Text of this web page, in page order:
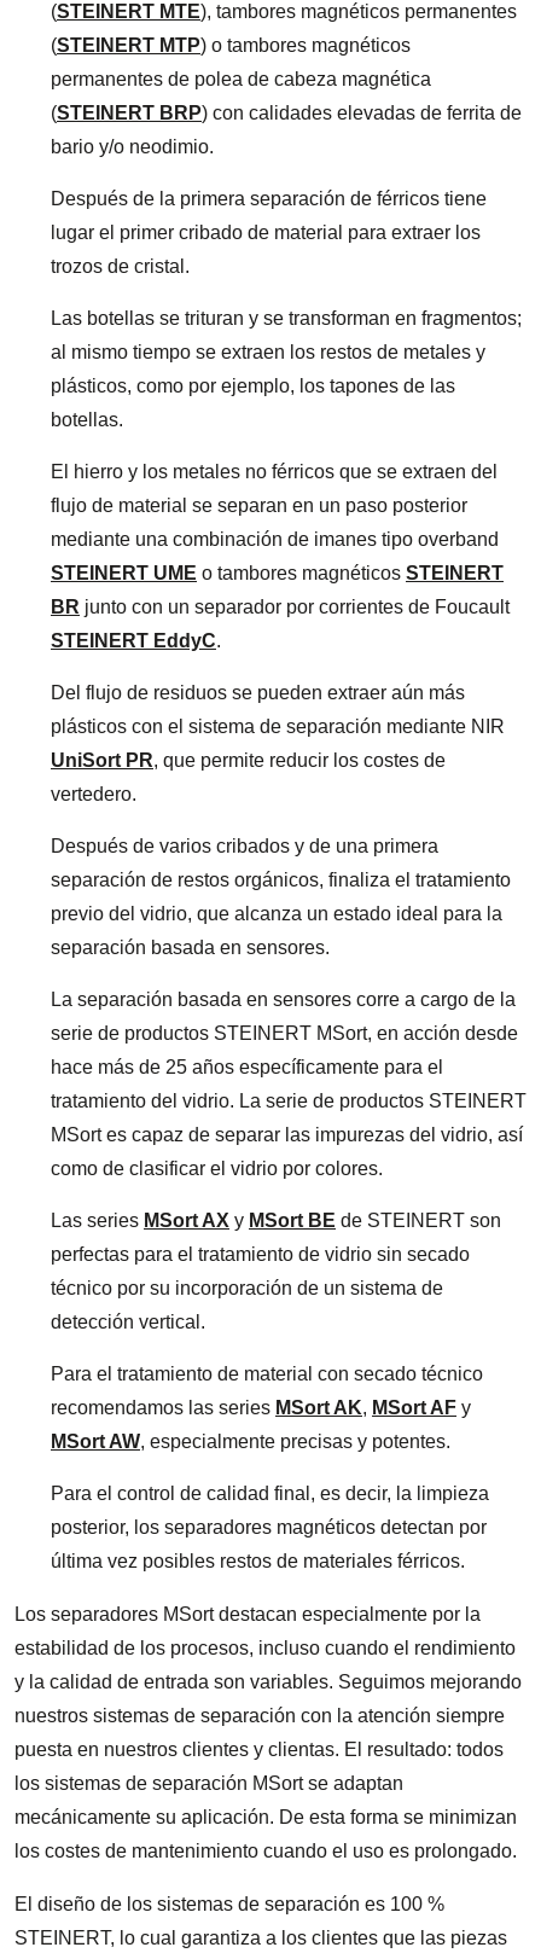
(STEINERT MTE), tambores magnéticos permanentes
(STEINERT MTP) o tambores magnéticos
permanentes de polea de cabeza magnética
(STEINERT BRP) con calidades elevadas de ferrita de
bario y/o neodimio.
Después de la primera separación de férricos tiene
lugar el primer cribado de material para extraer los
trozos de cristal.
Las botellas se trituran y se transforman en fragmentos;
al mismo tiempo se extraen los restos de metales y
plásticos, como por ejemplo, los tapones de las
botellas.
El hierro y los metales no férricos que se extraen del
flujo de material se separan en un paso posterior
mediante una combinación de imanes tipo overband
STEINERT UME o tambores magnéticos STEINERT
BR junto con un separador por corrientes de Foucault
STEINERT EddyC.
Del flujo de residuos se pueden extraer aún más
plásticos con el sistema de separación mediante NIR
UniSort PR, que permite reducir los costes de
vertedero.
Después de varios cribados y de una primera
separación de restos orgánicos, finaliza el tratamiento
previo del vidrio, que alcanza un estado ideal para la
separación basada en sensores.
La separación basada en sensores corre a cargo de la
serie de productos STEINERT MSort, en acción desde
hace más de 25 años específicamente para el
tratamiento del vidrio. La serie de productos STEINERT
MSort es capaz de separar las impurezas del vidrio, así
como de clasificar el vidrio por colores.
Las series MSort AX y MSort BE de STEINERT son
perfectas para el tratamiento de vidrio sin secado
técnico por su incorporación de un sistema de
detección vertical.
Para el tratamiento de material con secado técnico
recomendamos las series MSort AK, MSort AF y
MSort AW, especialmente precisas y potentes.
Para el control de calidad final, es decir, la limpieza
posterior, los separadores magnéticos detectan por
última vez posibles restos de materiales férricos.
Los separadores MSort destacan especialmente por la
estabilidad de los procesos, incluso cuando el rendimiento
y la calidad de entrada son variables. Seguimos mejorando
nuestros sistemas de separación con la atención siempre
puesta en nuestros clientes y clientas. El resultado: todos
los sistemas de separación MSort se adaptan
mecánicamente su aplicación. De esta forma se minimizan
los costes de mantenimiento cuando el uso es prolongado.
El diseño de los sistemas de separación es 100 %
STEINERT, lo cual garantiza a los clientes que las piezas